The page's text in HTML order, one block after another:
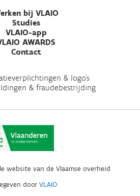
bij VLAIO
Studies
VLAIO-app
AWARDS
Contact
& logo's
& fraudebestrijding
website van de Vlaamse overheid
door VLAIO